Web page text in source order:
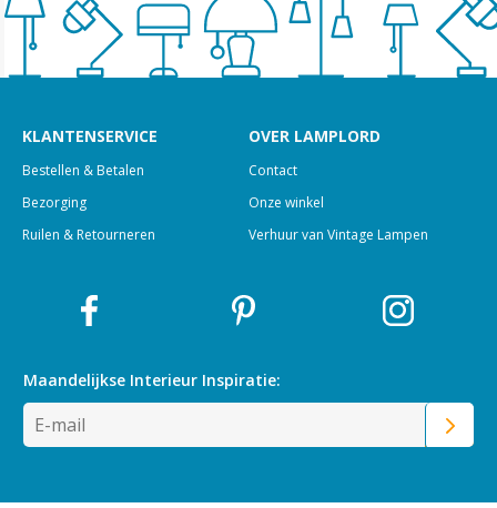
KLANTENSERVICE
Bestellen & Betalen
Bezorging
Ruilen & Retourneren
OVER LAMPLORD
Contact
Onze winkel
Verhuur van Vintage Lampen
Maandelijkse Interieur Inspiratie: